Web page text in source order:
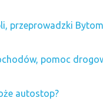
przeprowadzki Bytom
pomoc
autostop?